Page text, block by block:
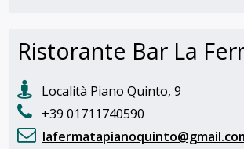
Ristorante Bar La
Località Piano Quinto, 9
+39 01711740590